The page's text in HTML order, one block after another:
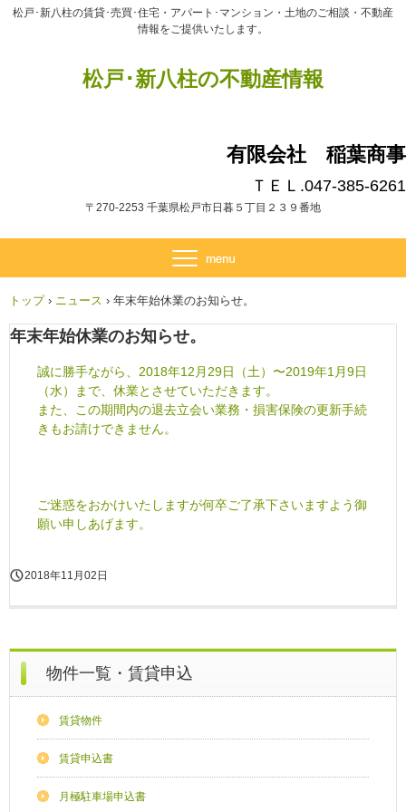
松戸･新八柱の不動産情報
松戸･新八柱の賃貸･売買･住宅・アパート･マンション・土地のご相談・不動産
情報をご提供いたします。
有限会社 稲葉商事
ＴＥＬ.047-385-6261
〒270-2253 千葉県松戸市日暮５丁目２３９番地
トップ › ニュース › 年末年始休業のお知らせ。
年末年始休業のお知らせ。
誠に勝手ながら、2018年12月29日（土）〜2019年1月9日
（水）まで、休業とさせていただきます。
また、この期間内の退去立会い業務・損害保険の更新手続
きもお請けできません。
ご迷惑をおかけいたしますが何卒ご了承下さいますよう御
願い申しあげます。
2018年11月02日
物件一覧・賃貸申込
賃貸物件
賃貸申込書
月極駐車場申込書